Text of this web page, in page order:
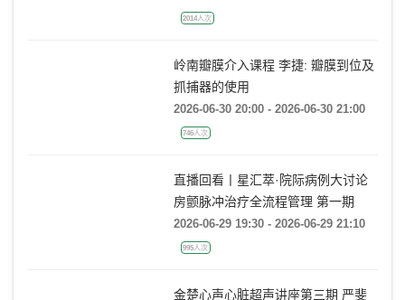
临床到底怎么用？
2026-06-30 20:00 - 2026-06-30 21:30
岭南瓣膜介入课程 李捷: 瓣膜到位及
抓捕器的使用
2026-06-30 20:00 - 2026-06-30 21:00
直播回看丨星汇萃·院际病例大讨论
房颤脉冲治疗全流程管理 第一期
2026-06-29 19:30 - 2026-06-29 21:10